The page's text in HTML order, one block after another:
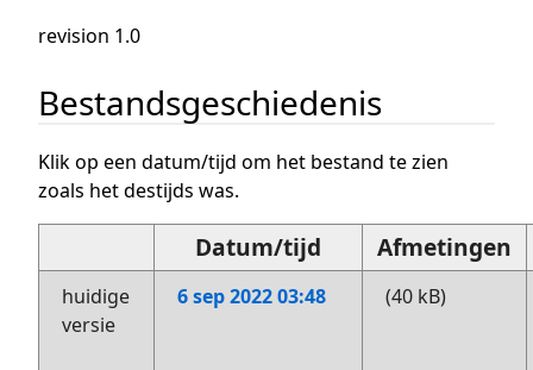
revision 1.0
Bestandsgeschiedenis
Klik op een datum/tijd om het bestand te zien
zoals het destijds was.
Datum/tijd Afmetingen
huidige
versie
6 sep 2022 03:48 (40 kB)